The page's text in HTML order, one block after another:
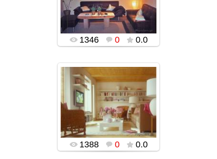
popularsge
1346 0 0.0
05.01.2016
popularsge
1388 0 0.0